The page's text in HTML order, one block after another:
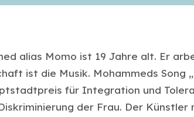
alias Momo ist 19 Jahre alt. Er
ist die Musik. Mohammeds Song
für Integration und
der Frau. Der Künstler